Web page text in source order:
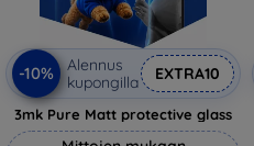
-10%
Alennus
kupongilla
EXTRA10
3mk Pure Matt protective glass